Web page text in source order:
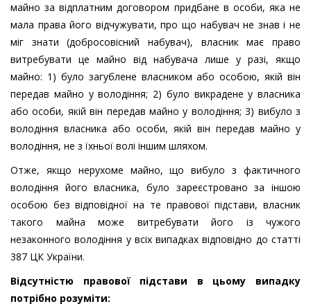
майно за відплатним договором придбане в особи, яка не
мала права його відчужувати, про що набувач не знав і не
міг знати (добросовісний набувач), власник має право
витребувати це майно від набувача лише у разі, якщо
майно: 1) було загублене власником або особою, якій він
передав майно у володіння; 2) було викрадене у власника
або особи, якій він передав майно у володіння; 3) вибуло з
володіння власника або особи, якій він передав майно у
володіння, не з їхньої волі іншим шляхом.
Отже, якщо нерухоме майно, що вибуло з фактичного
володіння його власника, було зареєстровано за іншою
особою без відповідної на те правової підстави, власник
такого майна може витребувати його із чужого
незаконного володіння у всіх випадках відповідно до статті
387 ЦК України.
Відсутністю правової підстави в цьому випадку
потрібно розуміти: